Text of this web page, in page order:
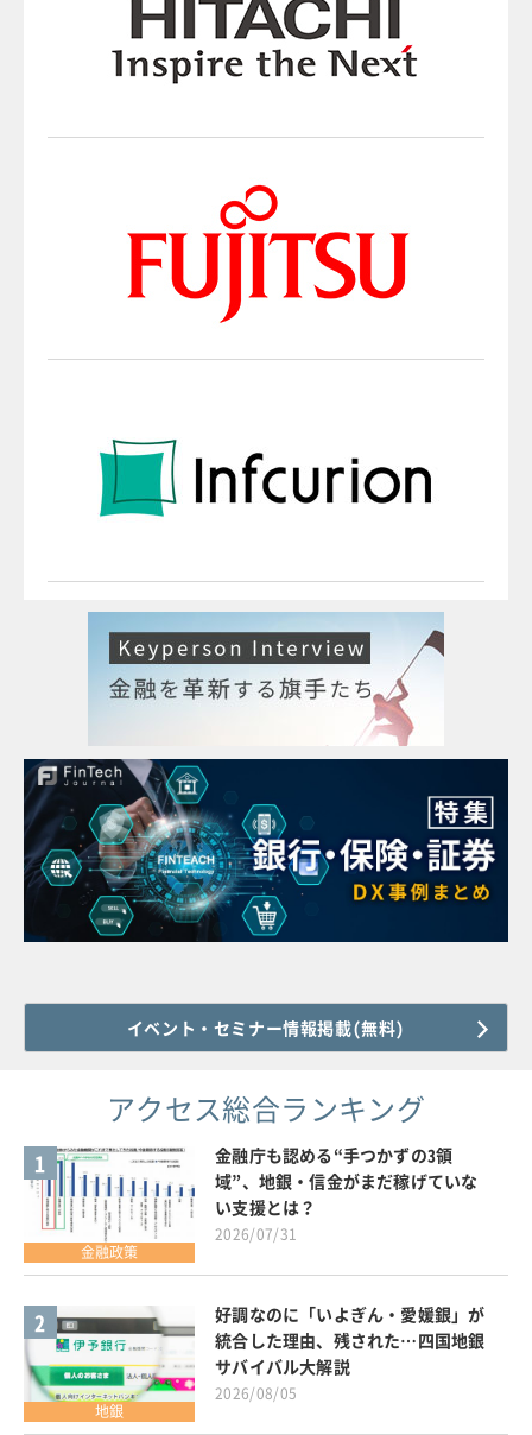
イベント・セミナー情報掲載(無料)
アクセス総合ランキング
1
金融政策
金融庁も認める“手つかずの3領
域”、地銀・信金がまだ稼げていな
い支援とは？
2026/07/31
2
地銀
好調なのに「いよぎん・愛媛銀」が
統合した理由、残された…四国地銀
サバイバル大解説
2026/08/05